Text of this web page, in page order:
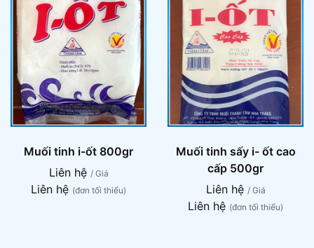
Muối tinh i-ốt 800gr
Liên hệ / Giá
Liên hệ (đơn tối thiểu)
Muối tinh sấy i- ốt cao
cấp 500gr
Liên hệ / Giá
Liên hệ (đơn tối thiểu)